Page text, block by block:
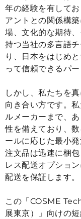
年の経験を有して
アントとの関係構
場、文化的な期待
持つ当社の多言語
り、日本をはじめ
って信頼できるパ
しかし、私たちを
向き合い方です。
ルメーカーまで、
性を備えており、
ールに応じた最小
注文品は迅速に梱
レス配送オプショ
配送を保証します。
この「 COSME
展東京）」向けの